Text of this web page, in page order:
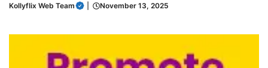
Kollyflix Web Team November 13, 2025